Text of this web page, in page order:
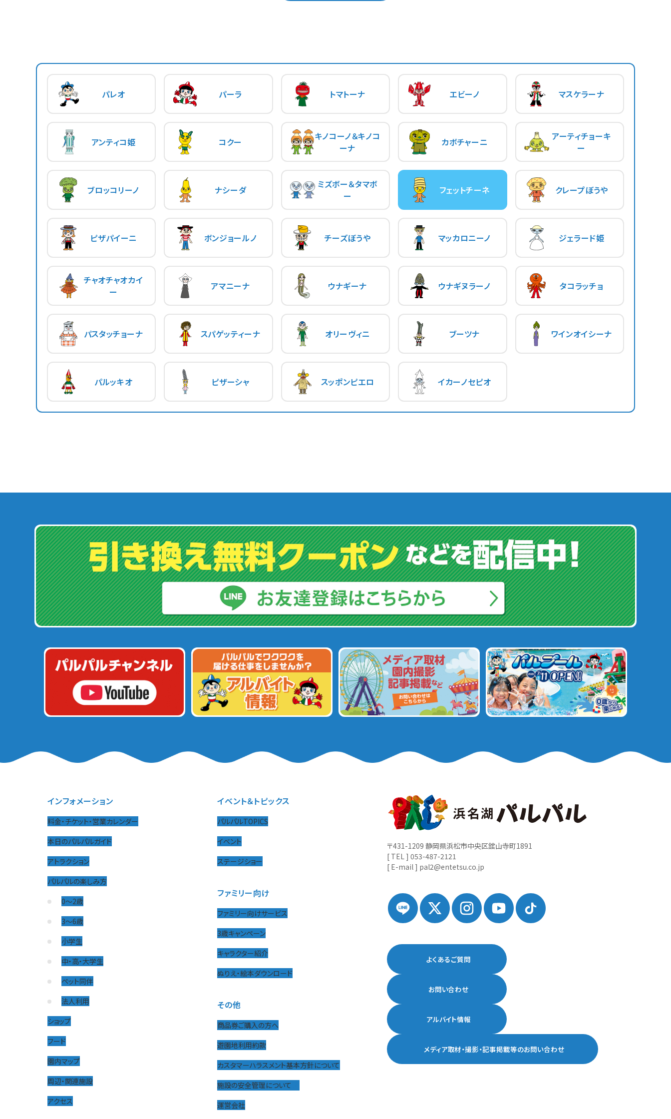
パレオ パーラ トマトーナ エビーノ マスケラーナ
アンティコ姫 コクー
キノコーノ＆キノコ
ーナ
カボチャーニ
アーティチョーキ
ー
ブロッコリーノ ナシーダ
ミズボー＆タマボ
ー
フェットチーネ クレープぼうや
ピザパイーニ ボンジョールノ チーズぼうや マッカロニーノ ジェラード姫
チャオチャオカイ
ー
アマニーナ ウナギーナ ウナギヌラーノ タコラッチョ
パスタッチョーナ スパゲッティーナ オリーヴィニ ブーツナ ワインオイシーナ
パルッキオ ピザーシャ スッポンピエロ イカーノセピオ
インフォメーション
料金・チケット・営業カレンダー
本日のパルパルガイド
アトラクション
パルパルの楽しみ方
0〜2歳
3〜6歳
小学生
中・高・大学生
ペット同伴
法人利用
ショップ
フード
園内マップ
周辺・関連施設
アクセス
イベント＆トピックス
パルパルTOPICS
イベント
ステージショー
ファミリー向け
ファミリー向けサービス
3歳キャンペーン
キャラクター紹介
ぬりえ・絵本ダウンロード
その他
商品券ご購入の方へ
遊園地利用約款
カスタマーハラスメント基本方針について
施設の安全管理について
運営会社
〒431-1209 静岡県浜松市中央区舘山寺町1891
[ TEL ] 053-487-2121
[ E-mail ] pal2@entetsu.co.jp
よくあるご質問
お問い合わせ
アルバイト情報
メディア取材・撮影・記事掲載等のお問い合わせ